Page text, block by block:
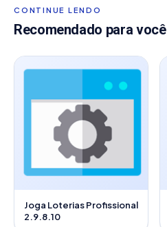
CONTINUE LENDO
Recomendado para você
Joga Loterias Profissional
2.9.8.10